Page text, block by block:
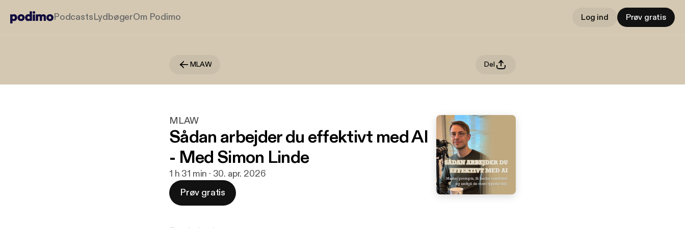
PodcastsLydbøgerOm Podimo Log ind Prøv gratis
MLAW Del
MLAW
Sådan arbejder du effektivt med AI
- Med Simon Linde
1 h 31 min · 30. apr. 2026
Prøv gratis